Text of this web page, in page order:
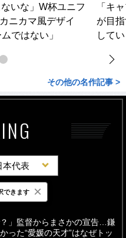
いな」W杯ユニフ
ニカマ風デザイ
ではない」
「キ
が目
して
その他の名作記事 >
本代表
週間
？」監督からまさかの宣告…鎌
った“愛媛の天才”はなぜトッ
できます ×